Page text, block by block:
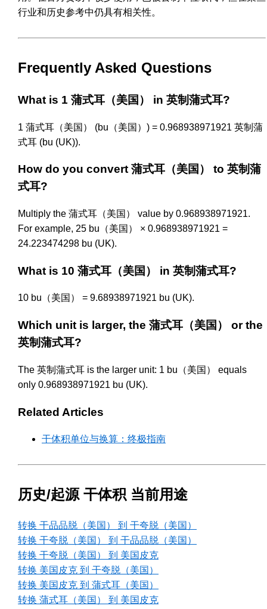
行业和历史参考中仍具有相关性。
Frequently Asked Questions
What is 1 蒲式耳（美国） in 英制蒲式耳?
1 蒲式耳（美国） (bu（美国）) = 0.968938971921 英制蒲
式耳 (bu (UK)).
How do you convert 蒲式耳（美国） to 英制蒲
式耳?
Multiply the 蒲式耳（美国） value by 0.968938971921.
For example, 25 bu（美国） × 0.968938971921 =
24.223474298 bu (UK).
What is 10 蒲式耳（美国） in 英制蒲式耳?
10 bu（美国） = 9.68938971921 bu (UK).
Which unit is larger, the 蒲式耳（美国） or the
英制蒲式耳?
The 英制蒲式耳 is the larger unit: 1 bu（美国） equals
only 0.968938971921 bu (UK).
Related Articles
干体积单位与换算：终极指南
历史/起源 干体积 当前用途
转换 干品品脱（美国） 到 干夸脱（美国）
转换 干夸脱（美国） 到 干品品脱（美国）
转换 干夸脱（美国） 到 美国皮克
转换 美国皮克 到 干夸脱（美国）
转换 美国皮克 到 蒲式耳（美国）
转换 蒲式耳（美国） 到 美国皮克